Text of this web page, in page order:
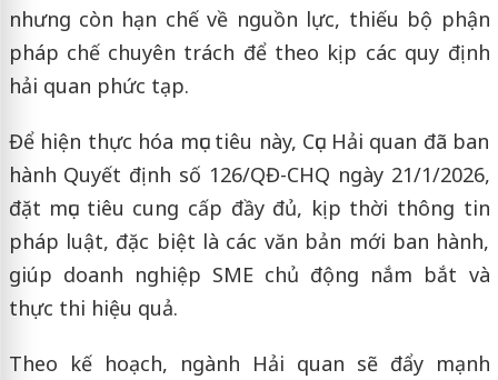
nhưng còn hạn chế về nguồn lực, thiếu bộ phận
pháp chế chuyên trách để theo kịp các quy định
hải quan phức tạp.
Để hiện thực hóa mục tiêu này, Cục Hải quan đã ban
hành Quyết định số 126/QĐ-CHQ ngày 21/1/2026,
đặt mục tiêu cung cấp đầy đủ, kịp thời thông tin
pháp luật, đặc biệt là các văn bản mới ban hành,
giúp doanh nghiệp SME chủ động nắm bắt và
thực thi hiệu quả.
Theo kế hoạch, ngành Hải quan sẽ đẩy mạnh